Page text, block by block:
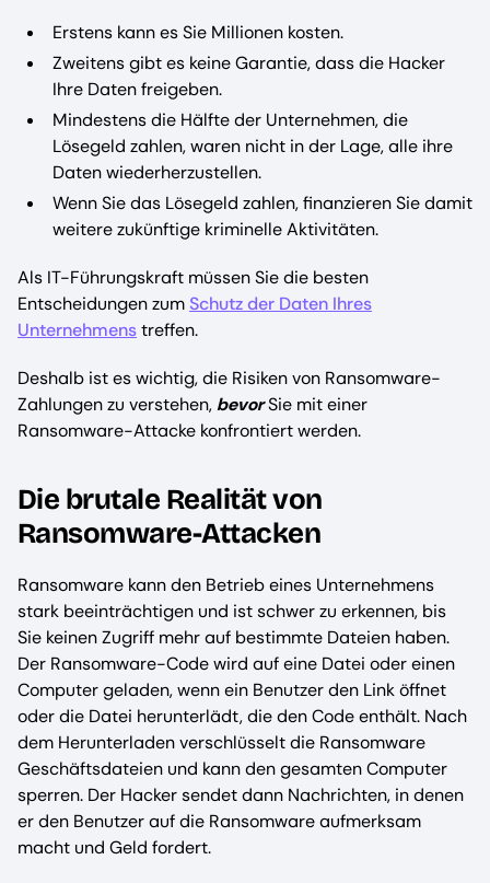
Erstens kann es Sie Millionen kosten.
Zweitens gibt es keine Garantie, dass die Hacker
Ihre Daten freigeben.
Mindestens die Hälfte der Unternehmen, die
Lösegeld zahlen, waren nicht in der Lage, alle ihre
Daten wiederherzustellen.
Wenn Sie das Lösegeld zahlen, finanzieren Sie damit
weitere zukünftige kriminelle Aktivitäten.
Als IT-Führungskraft müssen Sie die besten
Entscheidungen zumSchutz der Daten Ihres
Unternehmenstreffen.
Deshalb ist es wichtig, die Risiken von Ransomware-
Zahlungen zu verstehen, bevorSie mit einer
Ransomware-Attacke konfrontiert werden.
Die brutale Realität von
Ransomware-Attacken
Ransomware kann den Betrieb eines Unternehmens
stark beeinträchtigen und ist schwer zu erkennen, bis
Sie keinen Zugriff mehr auf bestimmte Dateien haben.
Der Ransomware-Code wird auf eine Datei oder einen
Computer geladen, wenn ein Benutzer den Link öffnet
oder die Datei herunterlädt, die den Code enthält. Nach
dem Herunterladen verschlüsselt die Ransomware
Geschäftsdateien und kann den gesamten Computer
sperren. Der Hacker sendet dann Nachrichten, in denen
er den Benutzer auf die Ransomware aufmerksam
macht und Geld fordert.